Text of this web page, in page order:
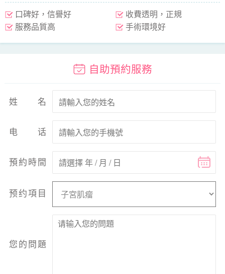
口碑好，信譽好
服務品質高
收費透明，正規
手術環境好
自助預約服務
姓名
电话
預約時間
预约項目
您的問題